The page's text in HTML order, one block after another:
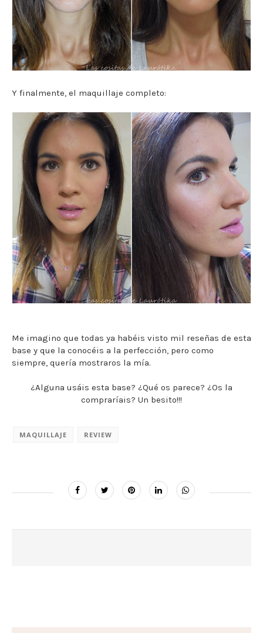
Y finalmente, el maquillaje completo:
Me imagino que todas ya habéis visto mil reseñas de esta
base y que la conocéis a la perfección, pero como
siempre, quería mostraros la mía.
¿Alguna usáis esta base? ¿Qué os parece? ¿Os la
compraríais? Un besito!!!
MAQUILLAJE REVIEW